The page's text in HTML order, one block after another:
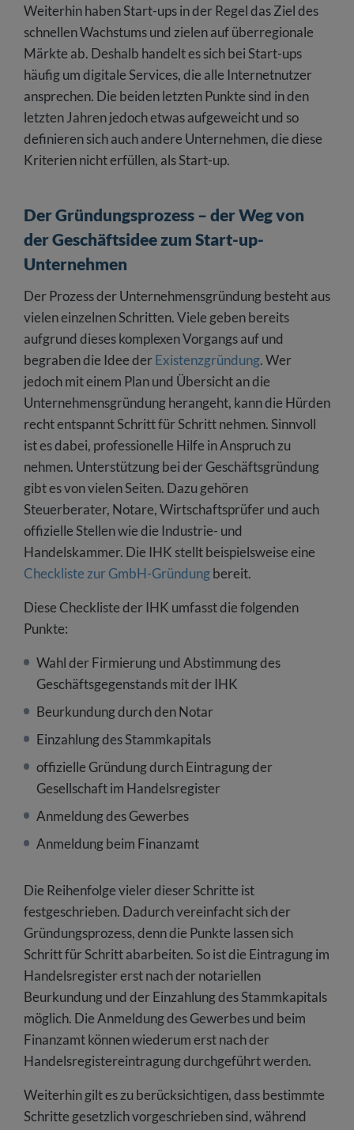
Weiterhin haben Start-ups in der Regel das Ziel des
schnellen Wachstums und zielen auf überregionale
Märkte ab. Deshalb handelt es sich bei Start-ups
häufig um digitale Services, die alle Internetnutzer
ansprechen. Die beiden letzten Punkte sind in den
letzten Jahren jedoch etwas aufgeweicht und so
definieren sich auch andere Unternehmen, die diese
Kriterien nicht erfüllen, als Start-up.
Der Gründungsprozess – der Weg von
der Geschäftsidee zum Start-up-
Unternehmen
Der Prozess der Unternehmensgründung besteht aus
vielen einzelnen Schritten. Viele geben bereits
aufgrund dieses komplexen Vorgangs auf und
begraben die Idee derExistenzgründung. Wer
jedoch mit einem Plan und Übersicht an die
Unternehmensgründung herangeht, kann die Hürden
recht entspannt Schritt für Schritt nehmen. Sinnvoll
ist es dabei, professionelle Hilfe in Anspruch zu
nehmen. Unterstützung bei der Geschäftsgründung
gibt es von vielen Seiten. Dazu gehören
Steuerberater, Notare, Wirtschaftsprüfer und auch
offizielle Stellen wie die Industrie- und
Handelskammer. Die IHK stellt beispielsweise eine
Checkliste zur GmbH-Gründungbereit.
Diese Checkliste der IHK umfasst die folgenden
Punkte:
Wahl der Firmierung und Abstimmung des
Geschäftsgegenstands mit der IHK
Beurkundung durch den Notar
Einzahlung des Stammkapitals
offizielle Gründung durch Eintragung der
Gesellschaft im Handelsregister
Anmeldung des Gewerbes
Anmeldung beim Finanzamt
Die Reihenfolge vieler dieser Schritte ist
festgeschrieben. Dadurch vereinfacht sich der
Gründungsprozess, denn die Punkte lassen sich
Schritt für Schritt abarbeiten. So ist die Eintragung im
Handelsregister erst nach der notariellen
Beurkundung und der Einzahlung des Stammkapitals
möglich. Die Anmeldung des Gewerbes und beim
Finanzamt können wiederum erst nach der
Handelsregistereintragung durchgeführt werden.
Weiterhin gilt es zu berücksichtigen, dass bestimmte
Schritte gesetzlich vorgeschrieben sind, während